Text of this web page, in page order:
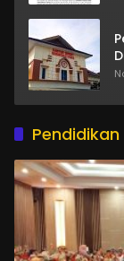
Pendidikan